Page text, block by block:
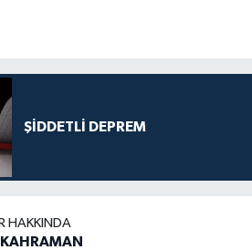
ŞİDDETLİ DEPREM
HAKKINDA